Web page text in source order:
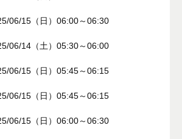
15（日）06:00～06:30
06/14（土）05:30～06:00
15（日）05:45～06:15
06/15（日）05:45～06:15
15（日）06:00～06:30